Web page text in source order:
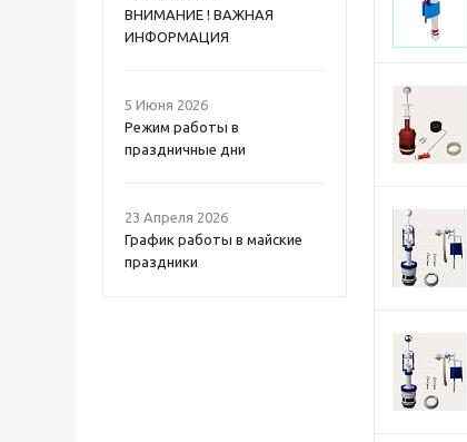
ВНИМАНИЕ ! ВАЖНАЯ
ИНФОРМАЦИЯ
5 Июня 2026
Режим работы в
праздничные дни
23 Апреля 2026
График работы в майские
праздники